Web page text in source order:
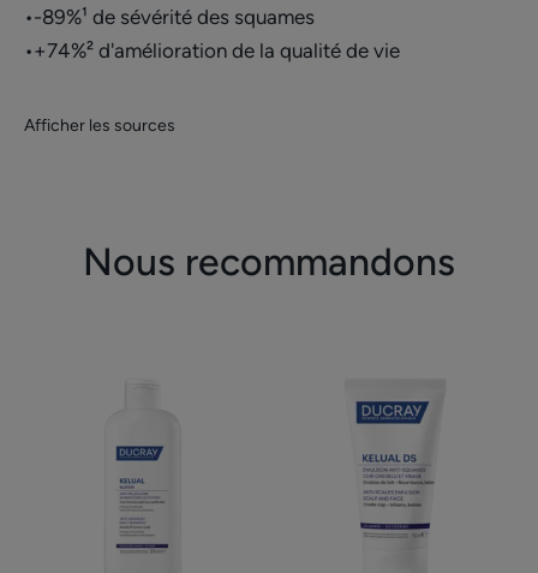
•-89%¹ de sévérité des squames
•+74%² d'amélioration de la qualité de vie
Afficher les sources
Nous recommandons
anti-